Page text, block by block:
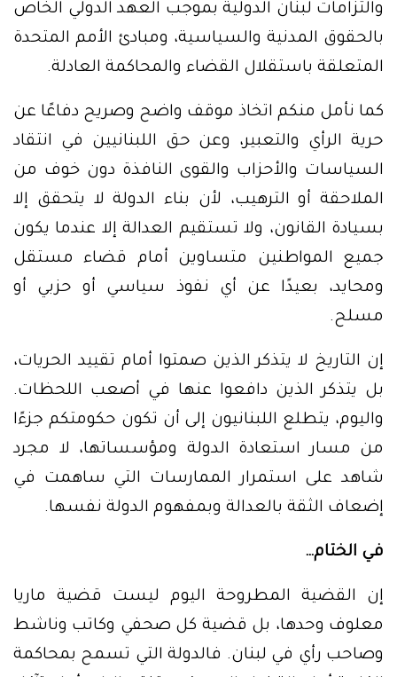
والتزامات لبنان الدولية بموجب العهد الدولي الخاص
بالحقوق المدنية والسياسية، ومبادئ الأمم المتحدة
المتعلقة باستقلال القضاء والمحاكمة العادلة.
كما نأمل منكم اتخاذ موقف واضح وصريح دفاعًا عن
حرية الرأي والتعبير، وعن حق اللبنانيين في انتقاد
السياسات والأحزاب والقوى النافذة دون خوف من
الملاحقة أو الترهيب، لأن بناء الدولة لا يتحقق إلا
بسيادة القانون، ولا تستقيم العدالة إلا عندما يكون
جميع المواطنين متساوين أمام قضاء مستقل
ومحايد، بعيدًا عن أي نفوذ سياسي أو حزبي أو
مسلح.
إن التاريخ لا يتذكر الذين صمتوا أمام تقييد الحريات،
بل يتذكر الذين دافعوا عنها في أصعب اللحظات.
واليوم، يتطلع اللبنانيون إلى أن تكون حكومتكم جزءًا
من مسار استعادة الدولة ومؤسساتها، لا مجرد
شاهد على استمرار الممارسات التي ساهمت في
إضعاف الثقة بالعدالة وبمفهوم الدولة نفسها.
في الختام…
إن القضية المطروحة اليوم ليست قضية ماريا
معلوف وحدها، بل قضية كل صحفي وكاتب وناشط
وصاحب رأي في لبنان. فالدولة التي تسمح بمحاكمة